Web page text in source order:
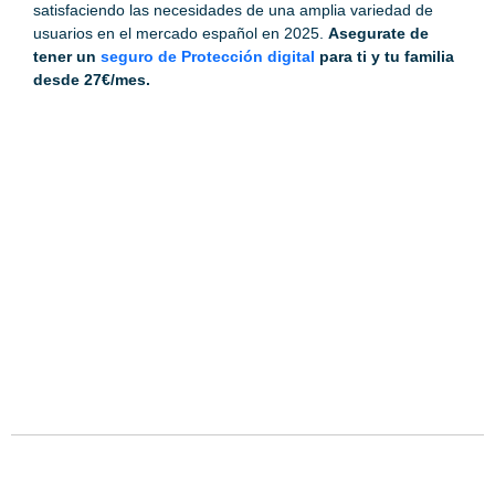
satisfaciendo las necesidades de una amplia variedad de
usuarios en el mercado español en 2025. Asegurate de
tener un seguro de Protección digital para ti y tu familia
desde 27€/mes.